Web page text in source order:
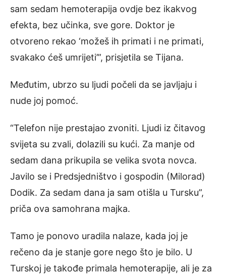
sam sedam hemoterapija ovdje bez ikakvog
efekta, bez učinka, sve gore. Doktor je
otvoreno rekao ‘možeš ih primati i ne primati,
svakako ćeš umrijeti’”, prisjetila se Tijana.
Međutim, ubrzo su ljudi počeli da se javljaju i
nude joj pomoć.
“Telefon nije prestajao zvoniti. Ljudi iz čitavog
svijeta su zvali, dolazili su kući. Za manje od
sedam dana prikupila se velika svota novca.
Javilo se i Predsjedništvo i gospodin (Milorad)
Dodik. Za sedam dana ja sam otišla u Tursku”,
priča ova samohrana majka.
Tamo je ponovo uradila nalaze, kada joj je
rečeno da je stanje gore nego što je bilo. U
Turskoj je takođe primala hemoterapije, ali je za